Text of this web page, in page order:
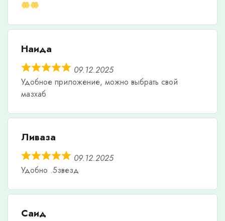
Наида
09.12.2025
Удобное приложение, можно выбрать свой
мазхаб
Ливаза
09.12.2025
Удобно .5звезд
Саид